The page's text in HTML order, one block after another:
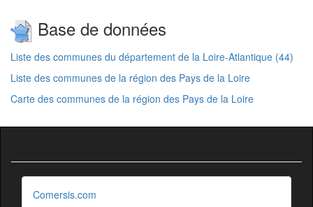
Base de données
Liste des communes du département de la Loire-Atlantique (44)
Liste des communes de la région des Pays de la Loire
Carte des communes de la région des Pays de la Loire
Comersis.com